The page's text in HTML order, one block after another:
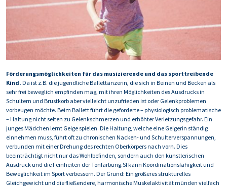
Förderungsmöglichkeiten für das musizierende und das sporttreibende
Kind. Da ist z.B. die jugendliche Ballettänzerin, die sich in Beinen und Becken als
sehr frei beweglich empfinden mag, mit ihren Möglichkeiten des Ausdrucks in
Schultern und Brustkorb aber vielleicht unzufrieden ist oder Gelenkproblemen
vorbeugen möchte. Beim Ballett führt die geforderte – physiologisch problematische
– Haltung nicht selten zu Gelenkschmerzen und erhöhter Verletzungsgefahr. Ein
junges Mädchen lernt Geige spielen. Die Haltung, welche eine Geigerin ständig
einnehmen muss, führt oft zu chronischen Nacken- und Schulterverspannungen,
verbunden mit einer Drehung des rechten Oberkörpers nach vorn. Dies
beeinträchtigt nicht nur das Wohlbefinden, sondern auch den künstlerischen
Ausdruck und die Feinheiten der Tonfärbung.SI kann Koordinationsfähigkeit und
Beweglichkeit im Sport verbessern. Der Grund: Ein größeres strukturelles
Gleichgewicht und die fließendere, harmonische Muskelaktivität münden vielfach